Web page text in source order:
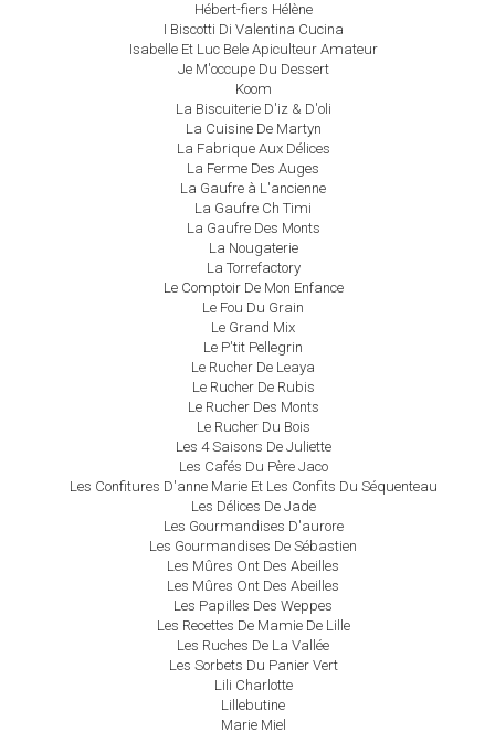
Hébert-fiers Hélène
I Biscotti Di Valentina Cucina
Isabelle Et Luc Bele Apiculteur Amateur
Je M'occupe Du Dessert
Koom
La Biscuiterie D'iz & D'oli
La Cuisine De Martyn
La Fabrique Aux Délices
La Ferme Des Auges
La Gaufre à L'ancienne
La Gaufre Ch Timi
La Gaufre Des Monts
La Nougaterie
La Torrefactory
Le Comptoir De Mon Enfance
Le Fou Du Grain
Le Grand Mix
Le P'tit Pellegrin
Le Rucher De Leaya
Le Rucher De Rubis
Le Rucher Des Monts
Le Rucher Du Bois
Les 4 Saisons De Juliette
Les Cafés Du Père Jaco
Les Confitures D'anne Marie Et Les Confits Du Séquenteau
Les Délices De Jade
Les Gourmandises D'aurore
Les Gourmandises De Sébastien
Les Mûres Ont Des Abeilles
Les Mûres Ont Des Abeilles
Les Papilles Des Weppes
Les Recettes De Mamie De Lille
Les Ruches De La Vallée
Les Sorbets Du Panier Vert
Lili Charlotte
Lillebutine
Marie Miel